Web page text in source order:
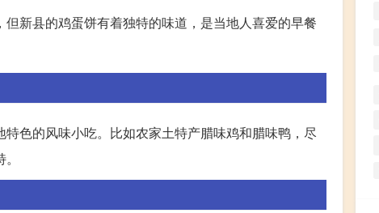
新县的鸡蛋饼有着独特的味道，是当地人喜爱的早餐
色的风味小吃。比如农家土特产腊味鸡和腊味鸭，尽